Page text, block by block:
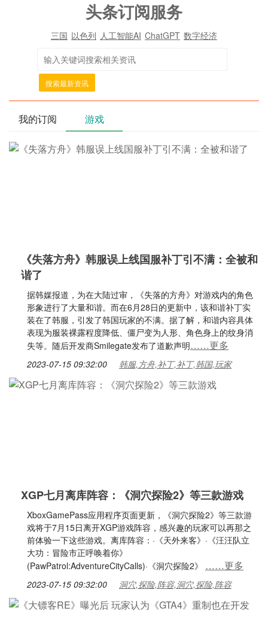
头条订阅服务
三国 以色列 人工智能AI ChatGPT 数字经济
搜索最新资讯
我的订阅 游戏
《失落方舟》韩服误上线国服补丁引不满：全被和
谐了
据韩媒报道，为在大陆过审，《失落的方舟》对游戏内的角色
形象进行了大量和谐。而在6月28日的更新中，该和谐补丁实
装在了韩服，引发了韩国玩家的不满。据了解，和谐内容具体
表现为服装裸露程度降低、僵尸变为人形、角色身上的纹身消
失等。随后开发商Smilegate发布了道歉声明……更多
2023-07-15 09:32:00 韩服,方舟,补丁,补丁,韩国,玩家
XGP七月离库阵容：《洞穴探险2》等三款游戏
XboxGamePass应用程序页面更新，《洞穴探险2》等三款游
戏将于7月15日离开XGP游戏阵容，感兴趣的玩家可以再那之
前体验一下这些游戏。离库阵容：·《天外来客》·《汪汪队立
大功：冒险市正呼唤着你》
(PawPatrol:AdventureCityCalls)·《洞穴探险2》 ……更多
2023-07-15 09:32:00 洞穴,探险,阵容,洞穴,探险,阵容